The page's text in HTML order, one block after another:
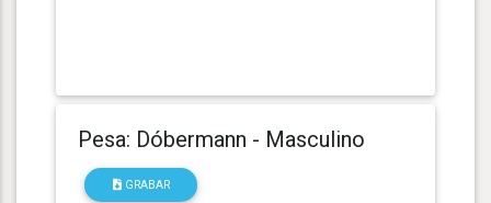
Pesa: Dóbermann - Masculino
GRABAR